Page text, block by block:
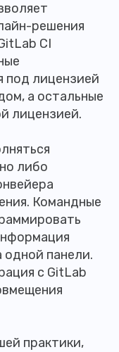
решения
CI
под лицензией
а остальные
лицензией.
либо
Командные
одной панели.
с GitLab
практики,